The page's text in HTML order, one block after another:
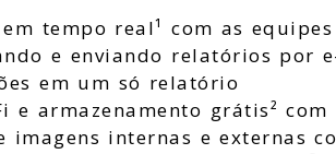
tempo real¹ com as
e enviando relatórios por
em um só relatório
e armazenamento grátis² com
imagens internas e externas